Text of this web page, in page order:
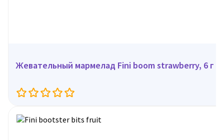
Жевательный мармелад Fini boom strawberry, 6 г